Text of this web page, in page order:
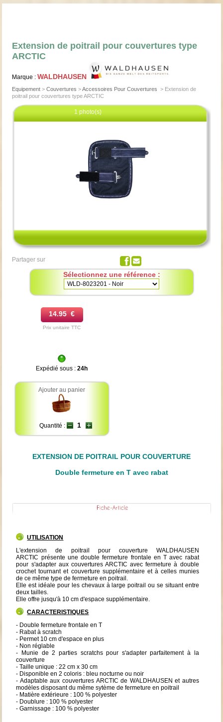
Extension de poitrail pour couvertures type
ARCTIC
Marque :WALDHAUSEN
Equipement > Couvertures > Accessoires Pour Couvertures > Extension de
poitrail pour couvertures type ARCTIC
1 photo(s)
Partager sur
Sélectionnez une référence :
14.95 €
Prix unitaire TTC
Expédié sous :24h
Ajouter au panier
Quantité :
EXTENSION DE POITRAIL POUR COUVERTURE
Double fermeture en T avec rabat
UTILISATION
L'extension de poitrail pour couverture WALDHAUSEN
ARCTIC présente une double fermeture frontale en T avec rabat
pour s'adapter aux couvertures ARCTIC avec fermeture à double
crochet tournant et couverture supplémentaire et à celles munies
de ce même type de fermeture en poitrail.
Elle est idéale pour les chevaux à large poitrail ou se situant entre
deux tailles.
Elle offre jusqu'à 10 cm d'espace supplémentaire.
CARACTERISTIQUES
- Double fermeture frontale en T
- Rabat à scratch
- Permet 10 cm d'espace en plus
- Non réglable
- Munie de 2 parties scratchs pour s'adapter parfaitement à la
couverture
- Taille unique : 22 cm x 30 cm
- Disponible en 2 coloris : bleu nocturne ou noir
- Adaptable aux couvertures ARCTIC de WALDHAUSEN et autres
modèles disposant du même sytème de fermeture en poitrail
- Matière extérieure : 100 % polyester
- Doublure : 100 % polyester
- Garnissage : 100 % polyester